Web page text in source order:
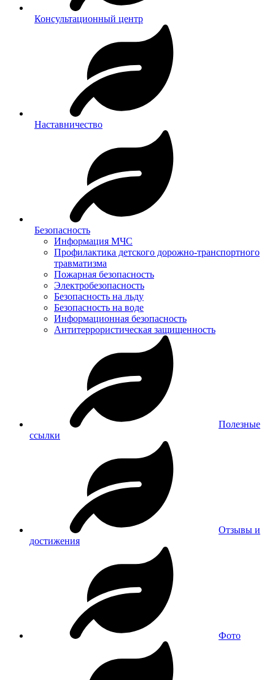
Консультационный центр
Наставничество
Безопасность
Информация МЧС
Профилактика детского дорожно-транспортного
травматизма
Пожарная безопасность
Электробезопасность
Безопасность на льду
Безопасность на воде
Информационная безопасность
Антитеррористическая защищенность
Полезные
ссылки
Отзывы и
достижения
Фото